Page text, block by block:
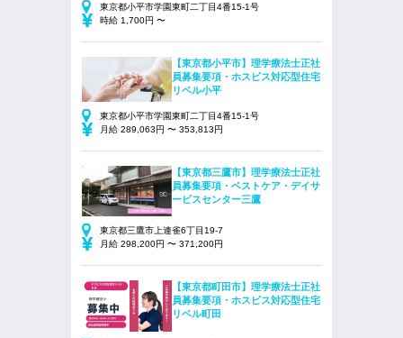
東京都小平市学園東町二丁目4番15-1号
時給 1,700円 〜
【東京都小平市】理学療法士正社
員募集要項・ホスピス対応型住宅
リベル小平
東京都小平市学園東町二丁目4番15-1号
月給 289,063円 〜 353,813円
【東京都三鷹市】理学療法士正社
員募集要項・ベストケア・デイサ
ービスセンター三鷹
東京都三鷹市上連雀6丁目19-7
月給 298,200円 〜 371,200円
【東京都町田市】理学療法士正社
員募集要項・ホスピス対応型住宅
リベル町田